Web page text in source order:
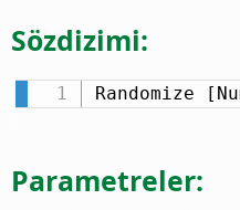
Sözdizimi:
Randomize
Parametreler: